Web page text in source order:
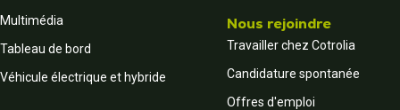
Multimédia
Tableau de bord
Véhicule électrique et hybride
Nous rejoindre
Travailler chez Cotrolia
Candidature spontanée
Offres d'emploi